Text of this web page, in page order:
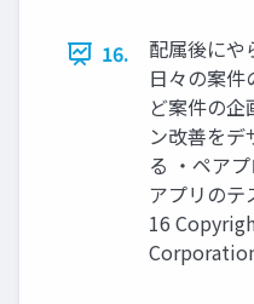
16.
配属後にや
日々の案件
ど案件の
ン改善をデ
る ・ペア
アプリのテ
16